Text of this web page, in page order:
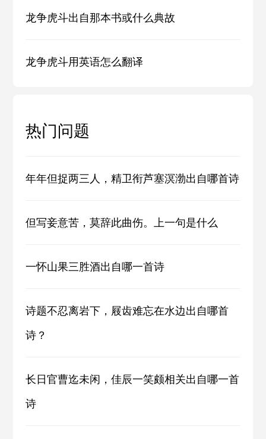
龙争虎斗出自那本书或什么典故
龙争虎斗用英语怎么翻译
热门问题
年年但捉两三人，精卫衔芦塞溟渤出自哪首诗
但写妾意苦，莫辞此曲伤。上一句是什么
一怀山果三胜酒出自哪一首诗
诗题不忍离岩下，屐齿难忘在水边出自哪首
诗？
长日官曹迄未闲，佳辰一笑颇相关出自哪一首
诗